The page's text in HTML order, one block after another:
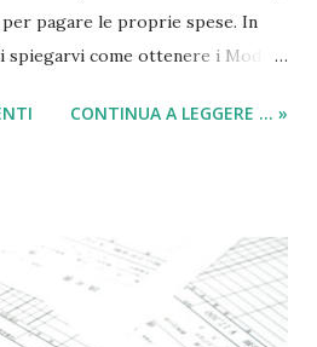
pagare le proprie spese. In
spiegarvi come ottenere i Moduli
al mese per nucleo familiare),
minori fino a 3 anni di età. Infatti
è necessario fare domanda
straordinaria ). Per chi non lo
CONTINUA A LEGGERE ... »